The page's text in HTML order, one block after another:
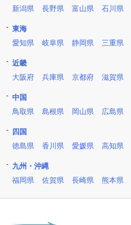
新潟県
長野県 富山県 石川県
東海
愛知県
岐阜県 静岡県 三重県
近畿
大阪府
兵庫県 京都府 滋賀県
中国
鳥取県
島根県 岡山県 広島県
四国
徳島県
香川県 愛媛県 高知県
九州・沖縄
福岡県
佐賀県 長崎県 熊本県